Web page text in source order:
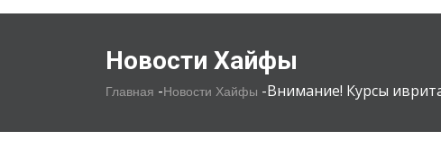
Новости Хайфы
Главная -Новости Хайфы -Внимание! Курсы